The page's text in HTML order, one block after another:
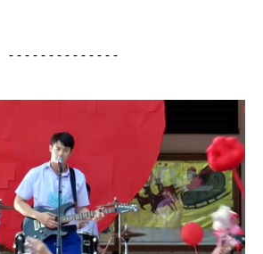
- - - - - - - - - - - - - -